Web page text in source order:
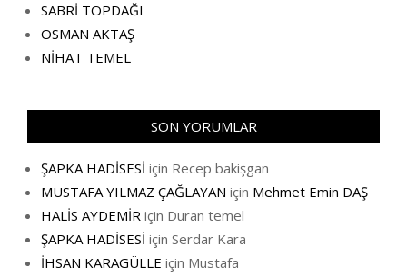
SABRİ TOPDAĞI
OSMAN AKTAŞ
NİHAT TEMEL
SON YORUMLAR
ŞAPKA HADİSESİ için Recep bakişgan
MUSTAFA YILMAZ ÇAĞLAYAN için Mehmet Emin DAŞ
HALİS AYDEMİR için Duran temel
ŞAPKA HADİSESİ için Serdar Kara
İHSAN KARAGÜLLE için Mustafa